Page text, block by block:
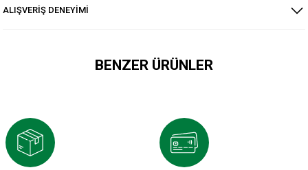
ALIŞVERİŞ DENEYİMİ
BENZER ÜRÜNLER
600,00 TL